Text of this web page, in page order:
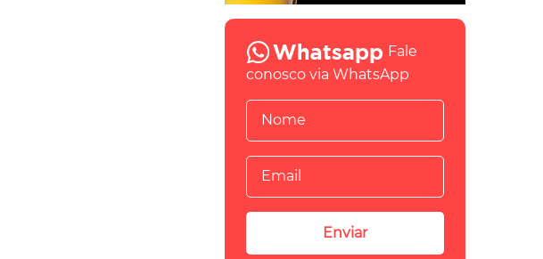
Fale
conosco via WhatsApp